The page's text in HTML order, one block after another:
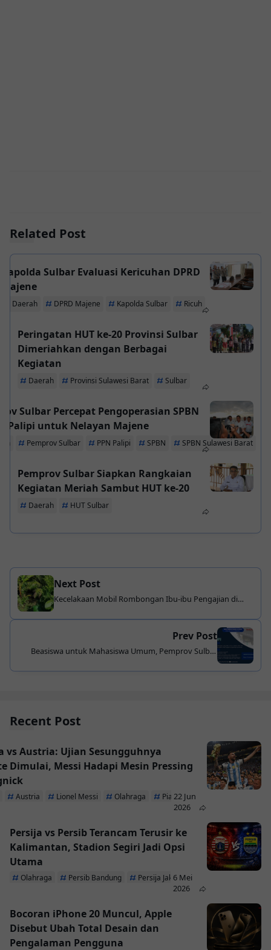
Related Post
Kapolda Sulbar Evaluasi Kericuhan DPRD
Majene
Daerah DPRD Majene Kapolda Sulbar Ricuh
Peringatan HUT ke-20 Provinsi Sulbar
Dimeriahkan dengan Berbagai
Kegiatan
Daerah Provinsi Sulawesi Barat Sulbar
Sulbar Percepat Pengoperasian SPBN
Palipi untuk Nelayan Majene
Pemprov Sulbar PPN Palipi SPBN SPBN Sulawesi Barat
Pemprov Sulbar Siapkan Rangkaian
Kegiatan Meriah Sambut HUT ke-20
Daerah HUT Sulbar
Next Post
Kecelakaan Mobil Rombongan Ibu-ibu Pengajian di
Prev Post
Beasiswa untuk Mahasiswa Umum, Pemprov Sulbar
Recent Post
vs Austria: Ujian Sesungguhnya
Dimulai, Messi Hadapi Mesin Pressing
Austria Lionel Messi Olahraga Piala Dunia 2026
22 Jun
2026
Persija vs Persib Terancam Terusir ke
Kalimantan, Stadion Segiri Jadi Opsi
Utama
Olahraga Persib Bandung Persija Jakarta
6 Mei
2026
Bocoran iPhone 20 Muncul, Apple
Disebut Ubah Total Desain dan
Pengalaman Pengguna